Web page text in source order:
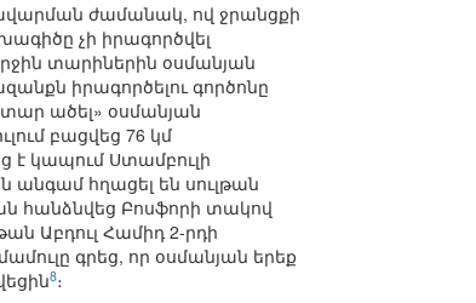
ժամանակ, ով ջրանցքի
չի իրագործվել
տարիներին օսմանյան
իրագործելու գործոնը
ածել» օսմանյան
բացվեց 76 կմ
է կապում Ստամբուլի
հղացել են սուլթան
հանձնվեց Բոսֆորի տակով
Աբդուլ Համիդ 2-րդի
գրեց, որ օսմանյան երեք
8։